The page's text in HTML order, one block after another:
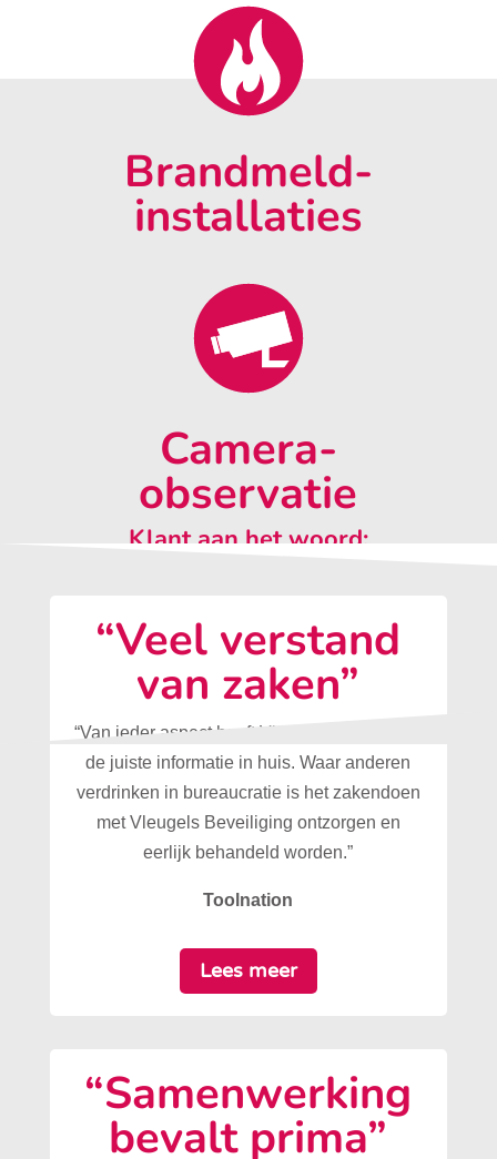
Brandmeld-
installaties
Camera-
observatie
Klant aan het woord:
“Veel verstand
van zaken”
“Van ieder aspect heeft Vleugels Beveiliging
de juiste informatie in huis. Waar anderen
verdrinken in bureaucratie is het zakendoen
met Vleugels Beveiliging ontzorgen en
eerlijk behandeld worden.”
Toolnation
Lees meer
“Samenwerking
bevalt prima”